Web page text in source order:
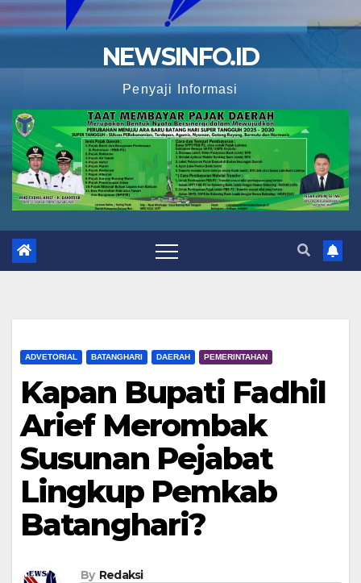
NEWSINFO.ID
Penyaji Informasi
ADVETORIAL BATANGHARI DAERAH PEMERINTAHAN
Kapan Bupati Fadhil
Arief Merombak
Susunan Pejabat
Lingkup Pemkab
Batanghari?
By Redaksi